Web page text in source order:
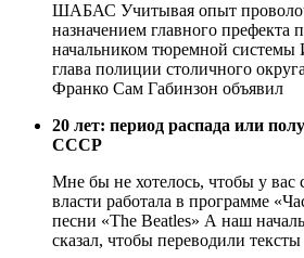
ШАБАС Учитывая опыт
назначением главного
начальником тюремной системы
глава полиции столичного
Франко Сам Габинзон объявил
20 лет: период распада или
СССР
Мне бы не хотелось, чтобы у вас
власти работала в программе
песни «The Beatles» А наш
сказал, чтобы переводили тексты